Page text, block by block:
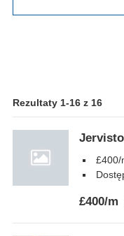
Rezultaty 1-16 z 16
£400/
£400/m